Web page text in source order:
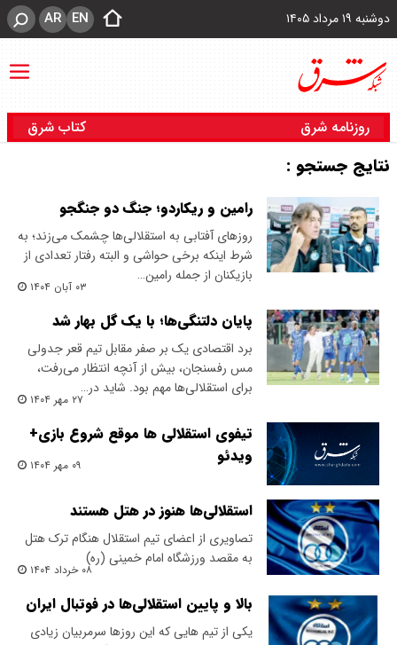
دوشنبه ۱۹ مرداد ۱۴۰۵ EN
AR
روزنامه شرق کتاب شرق
نتایج جستجو :
رامین و ریکاردو؛ جنگ دو جنگجو
روزهای آفتابی به استقلالی‌ها چشمک می‌زند؛ به
شرط اینکه برخی حواشی و البته رفتار تعدادی از
بازیکنان از‌ جمله رامین…
۰۳ آبان ۱۴۰۴
پایان دلتنگی‌ها؛ با یک گل بهار شد
برد اقتصادی یک بر صفر مقابل تیم قعر جدولی
مس‌ رفسنجان، بیش از آنچه انتظار می‌رفت،
برای استقلالی‌ها مهم بود. شاید در…
۲۷ مهر ۱۴۰۴
تیفوی استقلالی ها موقع شروع بازی+
ویدئو
۰۹ مهر ۱۴۰۴
استقلالی‌ها هنوز در هتل هستند
تصاویری از اعضای تیم استقلال هنگام ترک هتل
به مقصد ورزشگاه امام خمینی (ره)
۰۸ خرداد ۱۴۰۴
بالا و پایین استقلالی‌ها در فوتبال ایران
یکی از تیم هایی که این روزها سرمربیان زیادی